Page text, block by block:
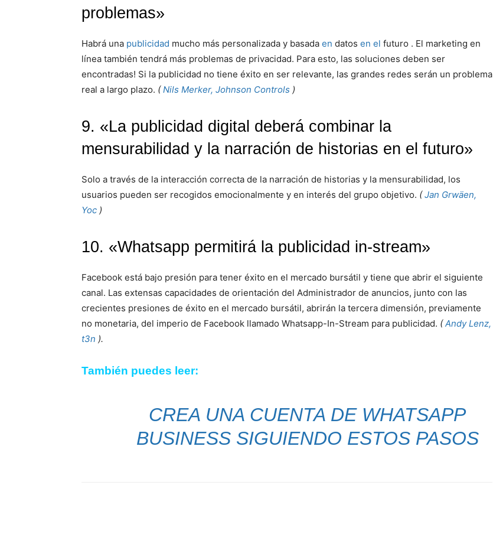
problemas»
Habrá una publicidad mucho más personalizada y basada en datos en el futuro . El marketing en
línea también tendrá más problemas de privacidad. Para esto, las soluciones deben ser
encontradas! Si la publicidad no tiene éxito en ser relevante, las grandes redes serán un problema
real a largo plazo. (Nils Merker, Johnson Controls )
9. «La publicidad digital deberá combinar la
mensurabilidad y la narración de historias en el futuro»
Solo a través de la interacción correcta de la narración de historias y la mensurabilidad, los
usuarios pueden ser recogidos emocionalmente y en interés del grupo objetivo. (Jan Grwäen,
Yoc )
10. «Whatsapp permitirá la publicidad in-stream»
Facebook está bajo presión para tener éxito en el mercado bursátil y tiene que abrir el siguiente
canal. Las extensas capacidades de orientación del Administrador de anuncios, junto con las
crecientes presiones de éxito en el mercado bursátil, abrirán la tercera dimensión, previamente
no monetaria, del imperio de Facebook llamado Whatsapp-In-Stream para publicidad. (Andy Lenz,
t3n ).
También puedes leer:
CREA UNA CUENTA DE WHATSAPP
BUSINESS SIGUIENDO ESTOS PASOS